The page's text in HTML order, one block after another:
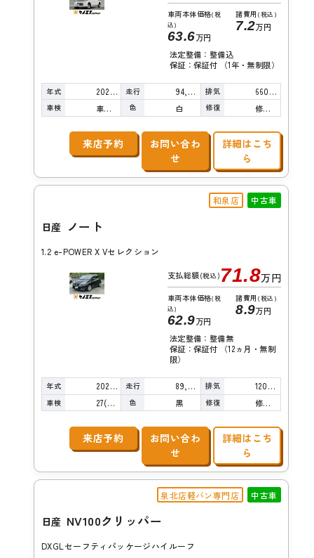
車両本体価格(税
込)
63.6万円
諸費用 (税込)
7.2万円
法定整備：整備込
保証：保証付 （1年・無制限）
年式 2021年 走行 94,000km 排気 660cc
車検 車検整備付 色 白 修復 修復歴無し
来店予約
お問い合わ
せ
詳細はこち
ら
和泉店 中古車
日産 ノート
1.2 e-POWER X Vセレクション
支払総額(税込) 71.8万円
車両本体価格(税
込)
62.9万円
諸費用 (税込)
8.9万円
法定整備：整備無
保証：保証付 （12ヵ月・無制
限）
年式 2020年 走行 89,000km 排気 1200cc
車検 27(R9)/02 色 黒 修復 修復歴無し
来店予約
お問い合わ
せ
詳細はこち
ら
泉北店軽バン専門店 中古車
日産 NV100クリッパー
DXGLセーフティパッケージハイルーフ